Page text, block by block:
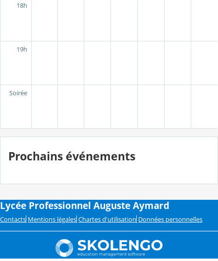
18h
19h
Soirée
Prochains événements
Lycée Professionnel Auguste Aymard
Contacts Mentions légales Chartes d'utilisation Données personnelles